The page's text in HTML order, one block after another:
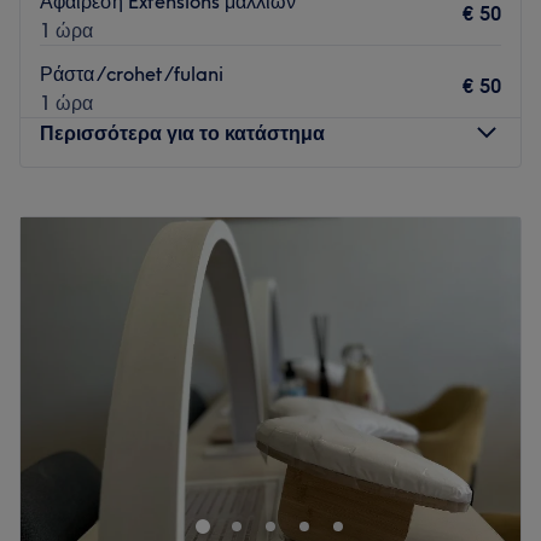
1 ώρα
€ 50
Ράστα /crohet/fulani
1 ώρα
€ 50
Περισσότερα για το κατάστημα
Το Studio Hair Extensions στο Ελληνικό προσφέρει
υπηρεσίες κομμωτικής σε έναν μοντέρνο και ευχάριστο
χώρο. Ειδικεύονται σε extensions μαλλιών, tapes, braids
και ράστα ικανοποιώντας τις ανάγκες και τα στυλ όλων των